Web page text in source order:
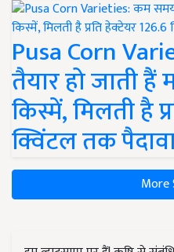
Pusa Corn
तैयार हो जाती
किस्में, मिलती है
क्विंटल तक
More